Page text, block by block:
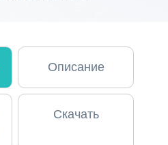
Описание
Скачать